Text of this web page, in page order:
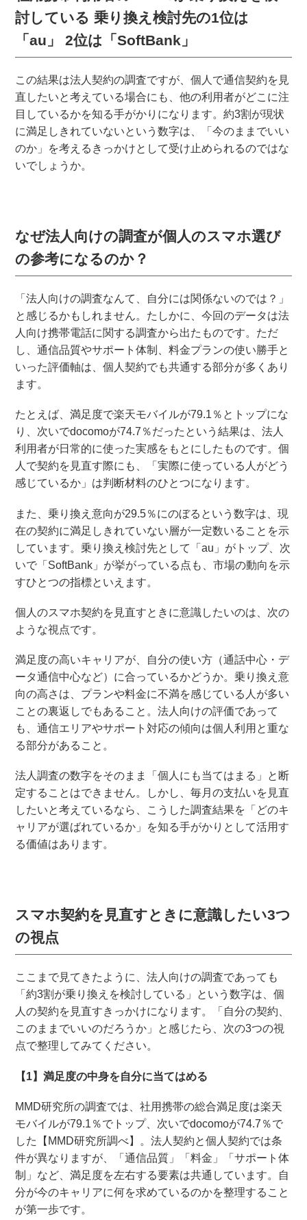
討している 乗り換え検討先の1位は
「au」
2位は「SoftBank」
この結果は法人契約の調査ですが、個人で通信契約を見
直したいと考えている場合にも、他の利用者がどこに注
目しているかを知る手がかりになります。約3割が現状
に満足しきれていないという数字は、「今のままでいい
のか」を考えるきっかけとして受け止められるのではな
いでしょうか。
なぜ法人向けの調査が個人のスマホ選び
の参考になるのか？
「法人向けの調査なんて、自分には関係ないのでは？」
と感じるかもしれません。たしかに、今回のデータは法
人向け携帯電話に関する調査から出たものです。ただ
し、通信品質やサポート体制、料金プランの使い勝手と
いった評価軸は、個人契約でも共通する部分が多くあり
ます。
たとえば、満足度で楽天モバイルが79.1％とトップにな
り、次いでdocomoが74.7％だったという結果は、法人
利用者が日常的に使った実感をもとにしたものです。個
人で契約を見直す際にも、「実際に使っている人がどう
感じているか」は判断材料のひとつになります。
また、乗り換え意向が29.5％にのぼるという数字は、現
在の契約に満足しきれていない層が一定数いることを示
しています。乗り換え検討先として「au」がトップ、次
いで「SoftBank」が挙がっている点も、市場の動向を示
すひとつの指標といえます。
個人のスマホ契約を見直すときに意識したいのは、次の
ような視点です。
満足度の高いキャリアが、自分の使い方（通話中心・デ
ータ通信中心など）に合っているかどうか。乗り換え意
向の高さは、プランや料金に不満を感じている人が多い
ことの裏返しでもあること。法人向けの評価であって
も、通信エリアやサポート対応の傾向は個人利用と重な
る部分があること。
法人調査の数字をそのまま「個人にも当てはまる」と断
定することはできません。しかし、毎月の支払いを見直
したいと考えているなら、こうした調査結果を「どのキ
ャリアが選ばれているか」を知る手がかりとして活用す
る価値はあります。
スマホ契約を見直すときに意識したい3つ
の視点
ここまで見てきたように、法人向けの調査であっても
「約3割が乗り換えを検討している」という数字は、個
人の契約を見直すきっかけになります。「自分の契約、
このままでいいのだろうか」と感じたら、次の3つの視
点で整理してみてください。
【1】満足度の中身を自分に当てはめる
MMD研究所の調査では、社用携帯の総合満足度は楽天
モバイルが79.1％でトップ、次いでdocomoが74.7％で
した【MMD研究所調べ】。法人契約と個人契約では条
件が異なりますが、「通信品質」「料金」「サポート体
制」など、満足度を左右する要素は共通しています。自
分が今のキャリアに何を求めているのかを整理すること
が第一歩です。